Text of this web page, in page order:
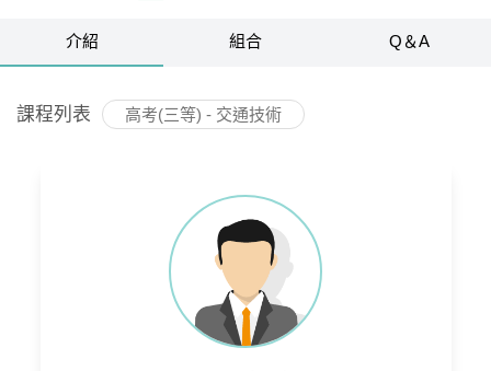
介紹 組合 Q＆A
課程列表 高考(三等) - 交通技術